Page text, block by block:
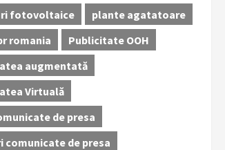
fotovoltaice
plante agatatoare
romania
Publicitate OOH
augmentată
Virtuală
de presa
comunicate de presa